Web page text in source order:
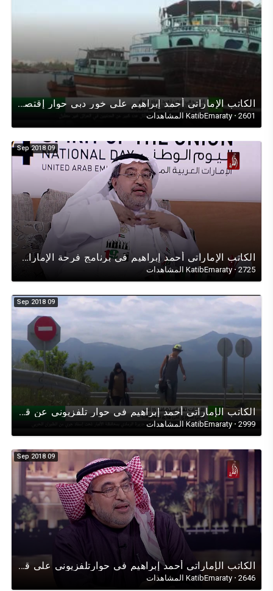
الكاتب اﻹماراتي أحمد إبراهيم على خور دبي حوار إقتصادي عن مستقبل الملاحة البحرية بين اﻹمارات واليمن
KatibEmaraty · 2601 المشاهدات
09 Sep 2018
الكاتب اﻹماراتي أحمد إبراهيم في برنامج فرحة اﻹمارات العيد الوطني اﻹتحادي (الجزء الثالث)
KatibEmaraty ·2725 المشاهدات
09 Sep 2018
الكاتب الإماراتي أحمد إبراهيم في حوار تلفزيوني عن قرار دولة الإمارات إستضافة اللاجئين السوريين....
KatibEmaraty · 2999 المشاهدات
09 Sep 2018
الكاتب الإماراتي أحمد إبراهيم في حوارتلفزيوني على قناة(الظفرة)عن الإمارات بالحب والتسامح لكل الأديان
KatibEmaraty · 2646 المشاهدات